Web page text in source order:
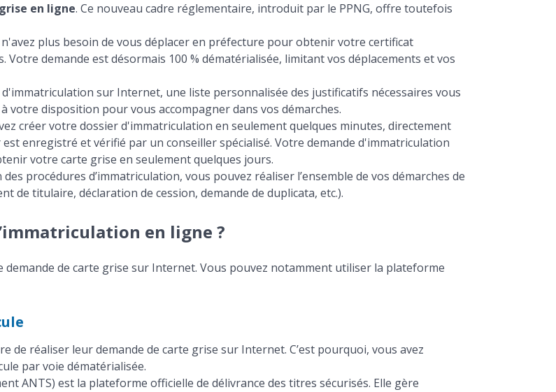
en ligne. Ce nouveau cadre réglementaire, introduit par le PPNG, offre toutefois
plus besoin de vous déplacer en préfecture pour obtenir votre certificat
demande est désormais 100 % dématérialisée, limitant vos déplacements et vos
sur Internet, une liste personnalisée des justificatifs nécessaires vous
votre disposition pour vous accompagner dans vos démarches.
créer votre dossier d'immatriculation en seulement quelques minutes, directement
enregistré et vérifié par un conseiller spécialisé. Votre demande d'immatriculation
votre carte grise en seulement quelques jours.
procédures d’immatriculation, vous pouvez réaliser l’ensemble de vos démarches de
de titulaire, déclaration de cession, demande de duplicata, etc.).
en ligne ?
de carte grise sur Internet. Vous pouvez notamment utiliser la plateforme
de réaliser leur demande de carte grise sur Internet. C’est pourquoi, vous avez
par voie dématérialisée.
ANTS) est la plateforme officielle de délivrance des titres sécurisés. Elle gère